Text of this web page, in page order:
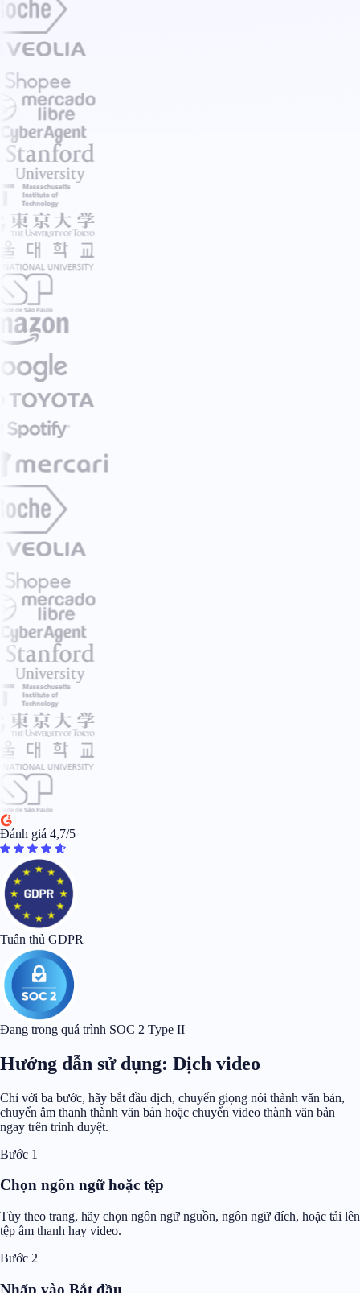
Đánh giá 4,7/5
Tuân thủ GDPR
Đang trong quá trình SOC 2 Type II
Hướng dẫn sử dụng: Dịch video
Chỉ với ba bước, hãy bắt đầu dịch, chuyển giọng nói thành văn bản,
chuyển âm thanh thành văn bản hoặc chuyển video thành văn bản
ngay trên trình duyệt.
Bước 1
Chọn ngôn ngữ hoặc tệp
Tùy theo trang, hãy chọn ngôn ngữ nguồn, ngôn ngữ đích, hoặc tải lên
tệp âm thanh hay video.
Bước 2
Nhấp vào Bắt đầu